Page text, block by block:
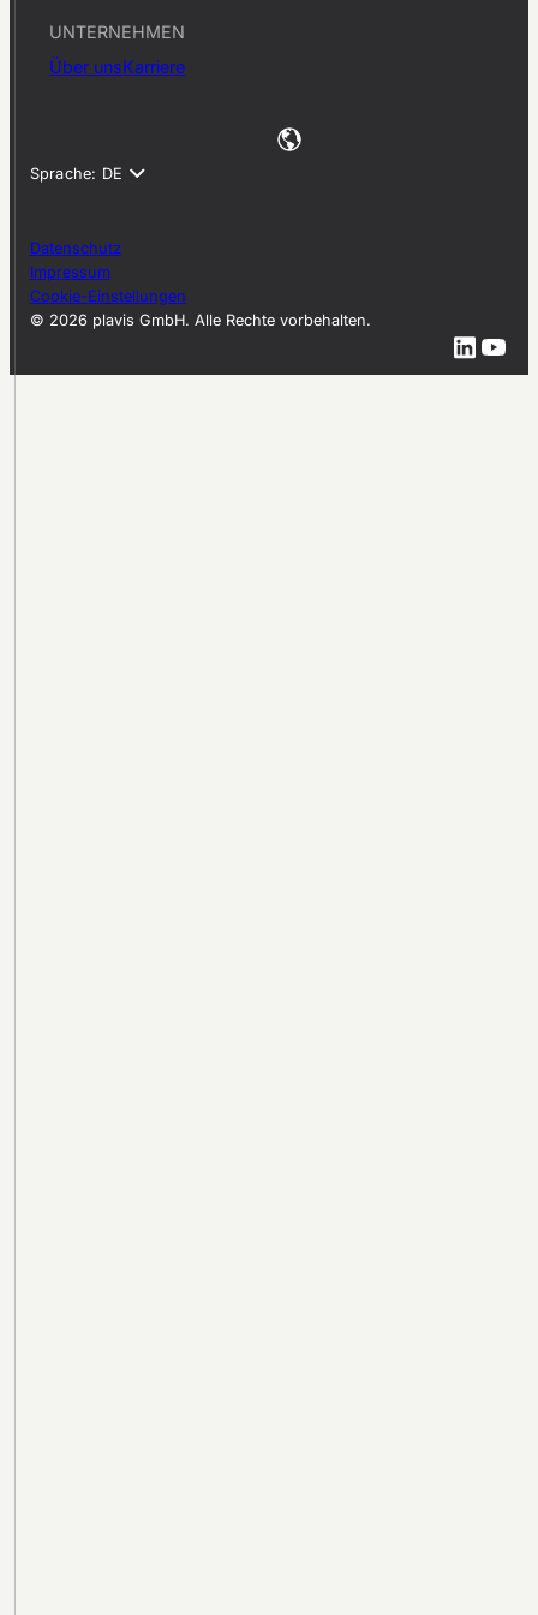
UNTERNEHMEN
Über unsKarriere
© 2026 plavis GmbH. Alle Rechte vorbehalten.
Datenschutz
Impressum
Cookie-Einstellungen